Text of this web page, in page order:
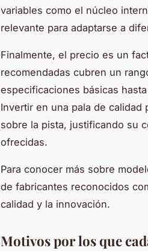
variables como el núcleo
relevante para adaptarse a
Finalmente, el precio es un
recomendadas cubren un
especificaciones básicas
Invertir en una pala de
sobre la pista, justificando su
ofrecidas.
Para conocer más sobre
de fabricantes reconocidos
calidad y la innovación.
Motivos por los que